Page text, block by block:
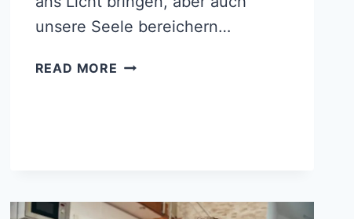
unsere Seele bereichern…
READ MORE 350+
SEELE